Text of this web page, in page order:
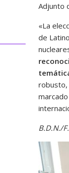
Adjunto
«La
de
robusto,
B.D.N./